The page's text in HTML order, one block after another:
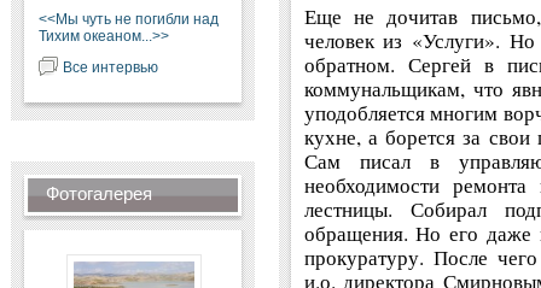
<<Мы чуть не погибли над
Тихим океаном...>>
Все интервью
Фотогалерея
Еще не дочитав
человек из «Услуги».
обратном. Сергей в
коммунальщикам, что
уподобляется многим
кухне, а борется за
Сам писал в
необходимости
лестницы. Собирал
обращения. Но его даже
прокуратуру. После
и.о. директора